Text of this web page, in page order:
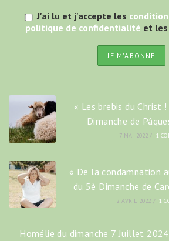
J'ai lu et j'accepte les
politique de confidentialité et les
« Les brebis du Christ
Dimanche de
7 MAI 2022 / 1
« De la condamnation
du 5è Dimanche de
2 AVRIL 2022 / 1
Homélie du dimanche 7 Juillet